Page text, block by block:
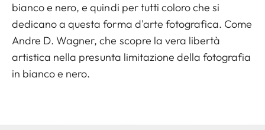
bianco e nero, e quindi per tutti coloro che si
dedicano a questa forma d'arte fotografica. Come
Andre D. Wagner, che scopre la vera libertà
artistica nella presunta limitazione della fotografia
in bianco e nero.